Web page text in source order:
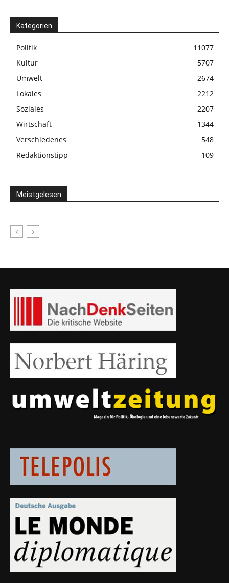
Kategorien
Politik
11077
Kultur
5707
Umwelt
2674
Lokales
2212
Soziales
2207
Wirtschaft
1344
Verschiedenes
548
Redaktionstipp
109
Meistgelesen